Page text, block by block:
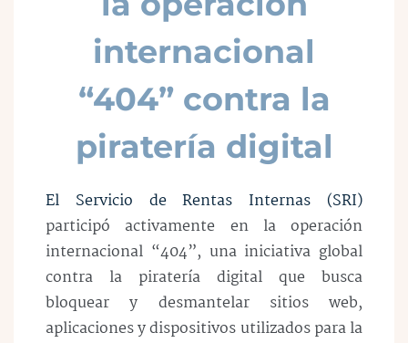
internacional
“404” contra la
piratería digital
El Servicio de Rentas Internas (SRI)
participó activamente en la operación
internacional “404”, una iniciativa global
contra la piratería digital que busca
bloquear y desmantelar sitios web,
aplicaciones y dispositivos utilizados para la